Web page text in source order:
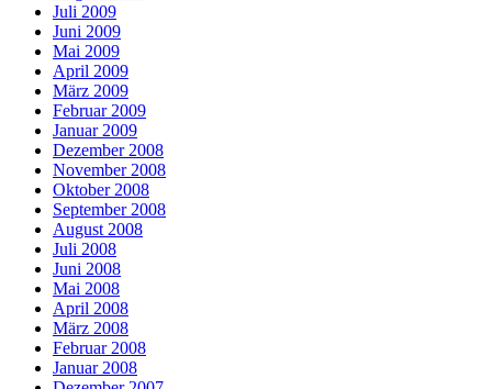
Juli 2009
Juni 2009
Mai 2009
April 2009
März 2009
Februar 2009
Januar 2009
Dezember 2008
November 2008
Oktober 2008
September 2008
August 2008
Juli 2008
Juni 2008
Mai 2008
April 2008
März 2008
Februar 2008
Januar 2008